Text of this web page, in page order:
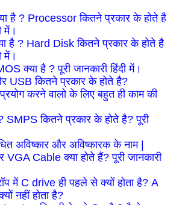
है ? Processor कितने प्रकार के होते है
में।
है ? Hard Disk कितने प्रकार के होते है
में।
क्या है ? पूरी जानकारी हिंदी में।
USB कितने प्रकार के होते है?
करने वालो के लिए बहुत ही काम की
SMPS कितने प्रकार के होते है? पूरी
अविष्कार और अविष्कारक के नाम |
Cable क्या होते हैं? पूरी जानकारी
में C drive ही पहले से क्यों होता है? A
नहीं होता है?